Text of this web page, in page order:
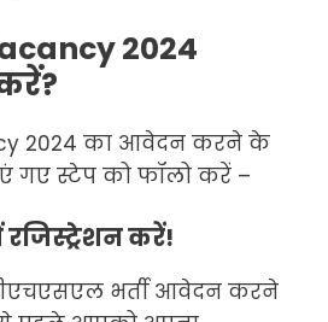
2024
2024 का आवेदन करने के
गए स्टेप को फॉलो करें –
रजिस्ट्रेशन करें!
भर्ती आवेदन करने